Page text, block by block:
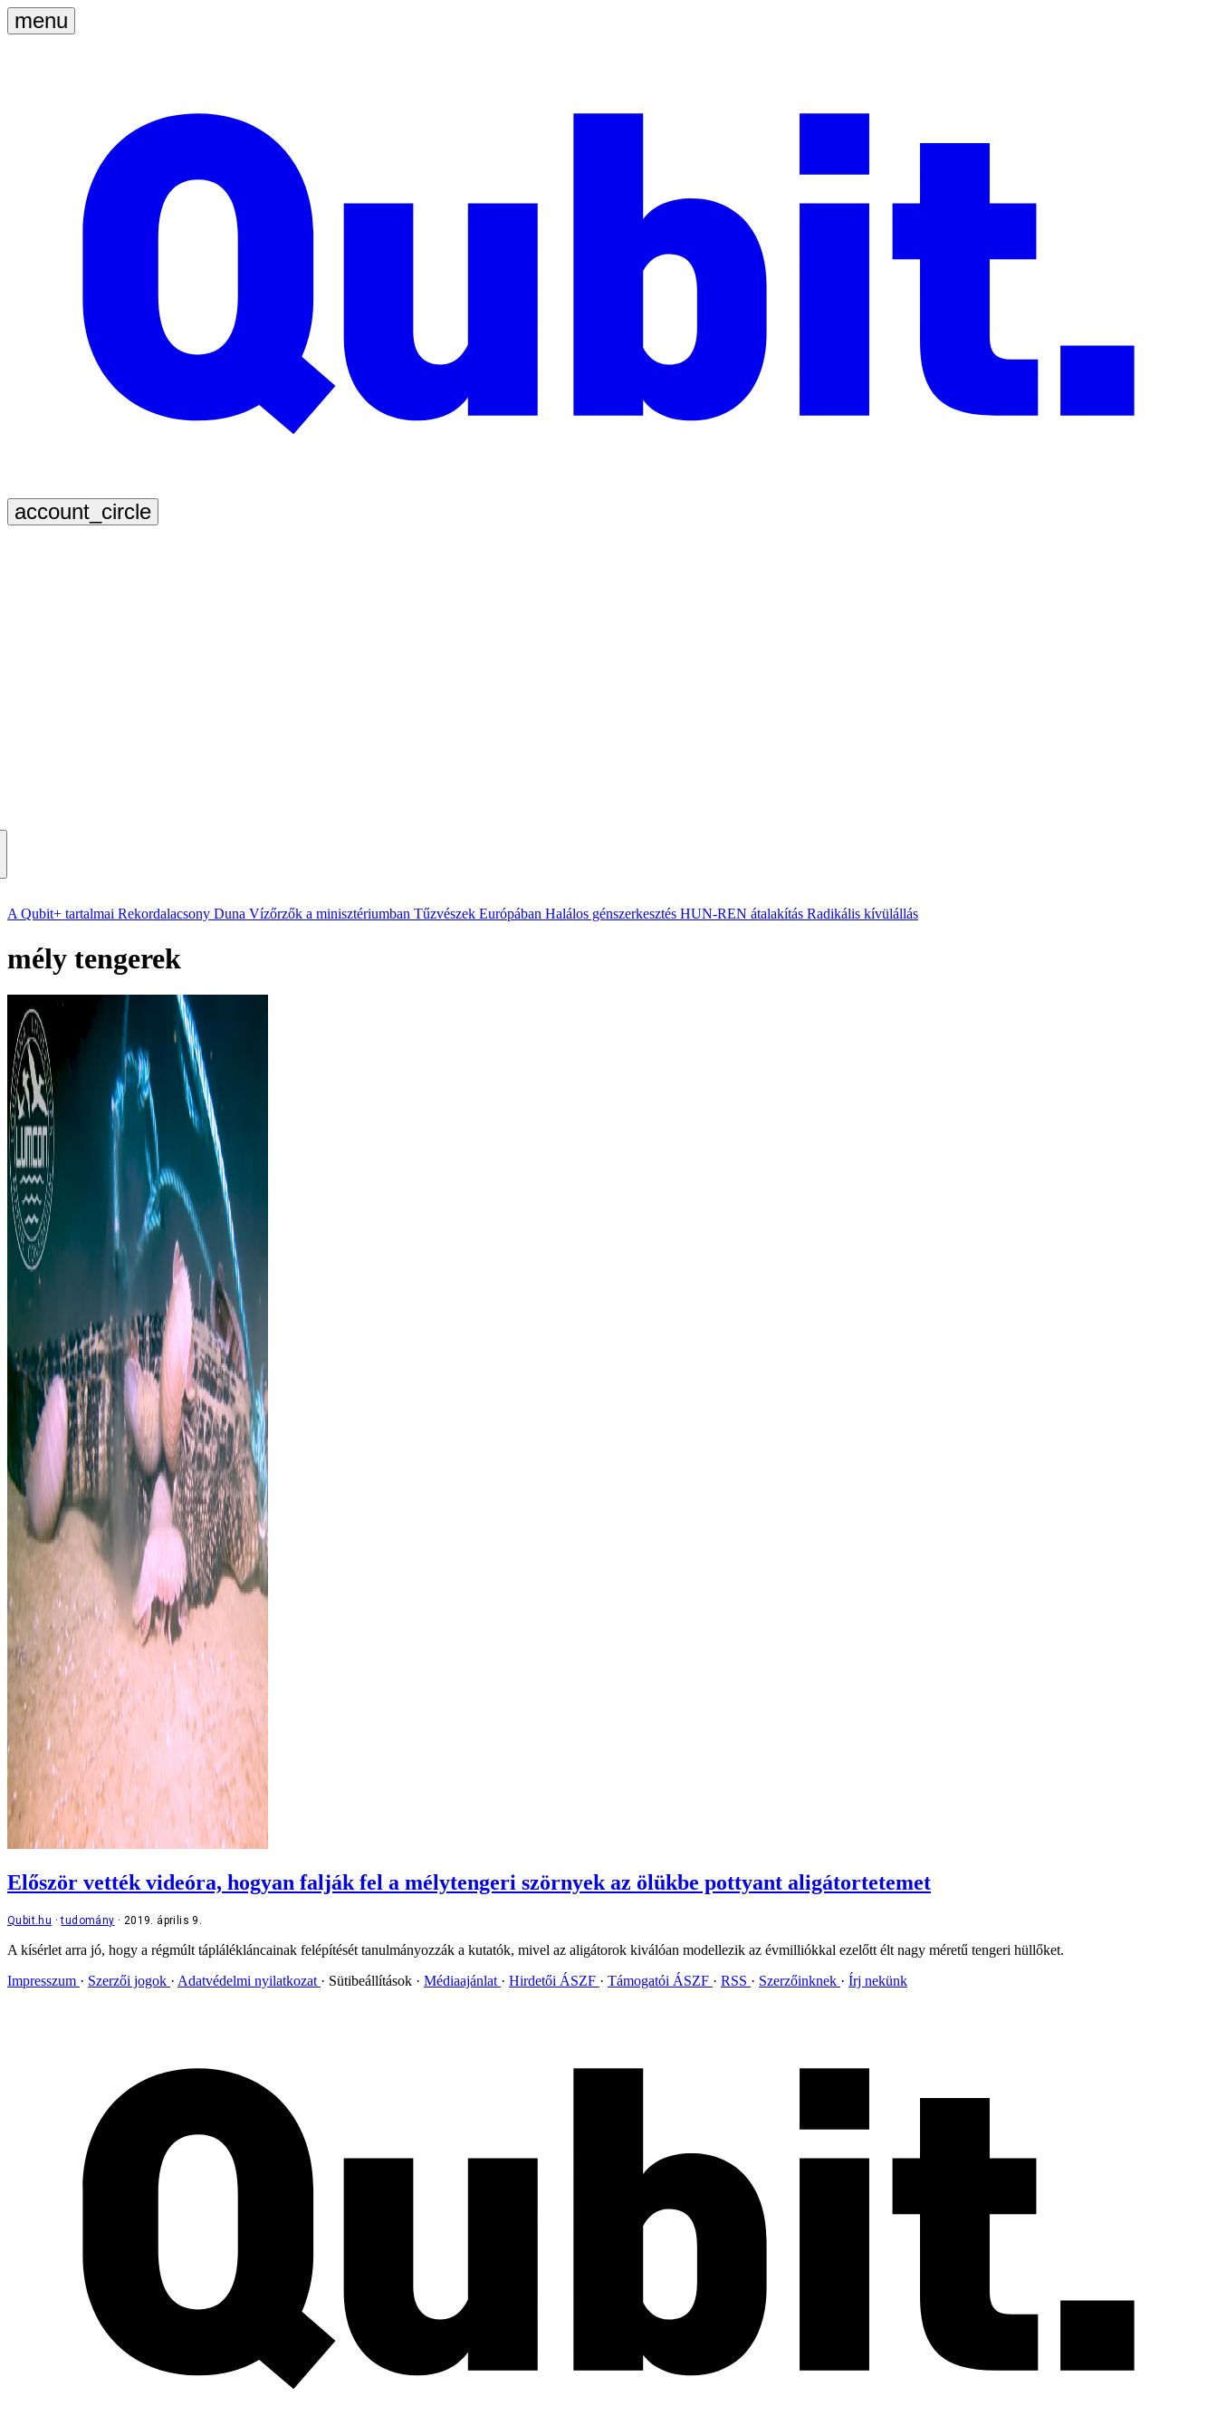
A Qubit+ tartalmai Rekordalacsony Duna Vízőrzők a minisztériumban Tűzvészek Európában Halálos génszerkesztés HUN-REN átalakítás Radikális kívülállás
mély tengerek
Először vették videóra, hogyan falják fel a mélytengeri szörnyek az ölükbe pottyant aligátortetemet
Qubit.hu tudomány 2019. április 9.
A kísérlet arra jó, hogy a régmúlt táplálékláncainak felépítését tanulmányozzák a kutatók, mivel az aligátorok kiválóan modellezik az évmilliókkal ezelőtt élt nagy méretű tengeri hüllőket.
Impresszum
Szerzői jogok Adatvédelmi nyilatkozat Sütibeállítások Médiaajánlat Hirdetői ÁSZF Támogatói ÁSZF RSS Szerzőinknek Írj nekünk